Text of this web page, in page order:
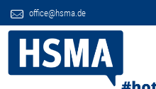
office@hsma.de